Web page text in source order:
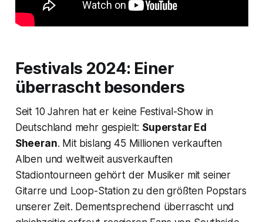
Festivals 2024: Einer
überrascht besonders
Seit 10 Jahren hat er keine Festival-Show in
Deutschland mehr gespielt: Superstar Ed
Sheeran. Mit bislang 45 Millionen verkauften
Alben und weltweit ausverkauften
Stadiontourneen gehört der Musiker mit seiner
Gitarre und Loop-Station zu den größten Popstars
unserer Zeit. Dementsprechend überrascht und